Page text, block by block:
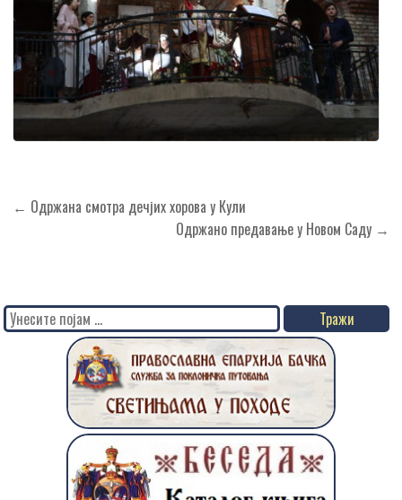
Кретање
← Одржана смотра дечјих хорова у Кули
Одржано предавање у Новом Саду →
Search
for: